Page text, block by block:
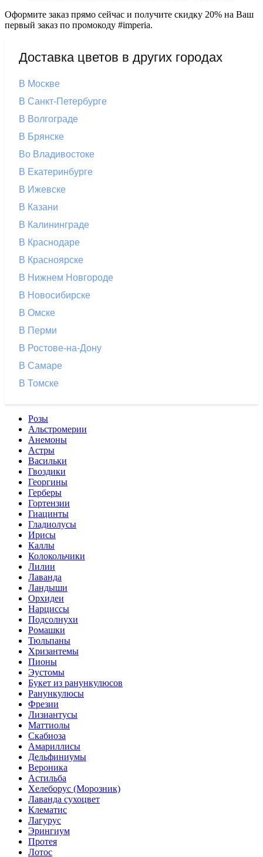
Оформите заказ прямо сейчас и получите скидку 20% на Ваш
первый заказ по промокоду #imperia.
Доставка цветов в других городах
В Москве
В Санкт-Петербурге
В Волгограде
В Брянске
Во Владивостоке
В Екатеринбурге
В Ижевске
В Казани
В Калининграде
В Краснодаре
В Красноярске
В Нижнем Новгороде
В Новосибирске
В Омске
В Перми
В Ростове-на-Дону
В Самаре
В Томске
Розы
Альстромерии
Анемоны
Астры
Васильки
Гвоздики
Георгины
Герберы
Гортензии
Гиацинты
Гладиолусы
Ирисы
Каллы
Колокольчики
Лилии
Лаванда
Ландыши
Орхидеи
Нарциссы
Подсолнухи
Ромашки
Тюльпаны
Хризантемы
Пионы
Эустомы
Букет из ранункулюсов
Ранункулюсы
Фрезии
Лизиантусы
Маттиолы
Скабиоза
Амариллисы
Дельфиниумы
Вероника
Астильба
Хелеборус (Морозник)
Лаванда сухоцвет
Клематис
Лагурус
Эрингиум
Протея
Лотос